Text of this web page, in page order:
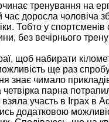
тренування на
доросла чоловіча
Тобто у
без вечірнього
щоб набирати
ще раз
знає чимало
парна
участь в Іграх
додатковою